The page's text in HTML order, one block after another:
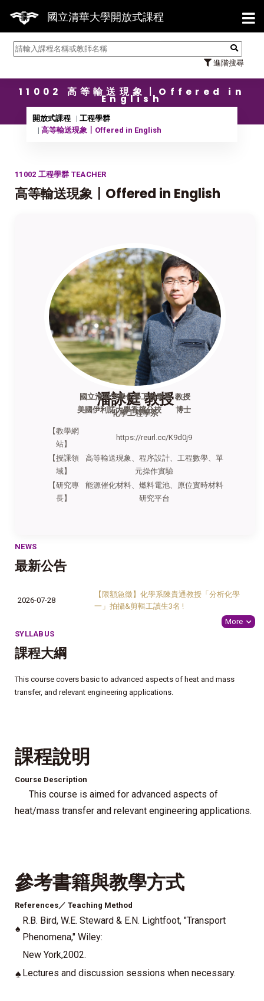
國立清華大學開放式課程
進階搜尋
【7/
11002 高等輸送現象〡Offered in
English
開放式課程
工程學群
高等輸送現象〡Offered in English
11002 工程學群 TEACHER
高等輸送現象〡Offered in English
潘詠庭 教授
化學工程學系
國立清華大學化學工程學系 教授
美國伊利諾大學香檳分校
博士
【教學網
站】
https://reurl.cc/K9d0j9
【授課領
域】
高等輸送現象、程序設計、工程數學、單
元操作實驗
【研究專
長】
能源催化材料、燃料電池、原位實時材料
研究平台
NEWS
最新公告
2026-07-28
【限額急徵】化學系陳貴通教授「分析化學
一」拍攝&剪輯工讀生3名 !
More
SYLLABUS
課程大綱
This course covers basic to advanced aspects of heat and mass
transfer, and relevant engineering applications.
課程說明
Course Description
This course is aimed for advanced aspects of
heat/mass transfer and relevant engineering applications.
參考書籍與教學方式
References／ Teaching Method
♠
R.B. Bird, W.E. Steward & E.N. Lightfoot, "Transport
Phenomena," Wiley:
New York,2002.
♠ Lectures and discussion sessions when necessary.